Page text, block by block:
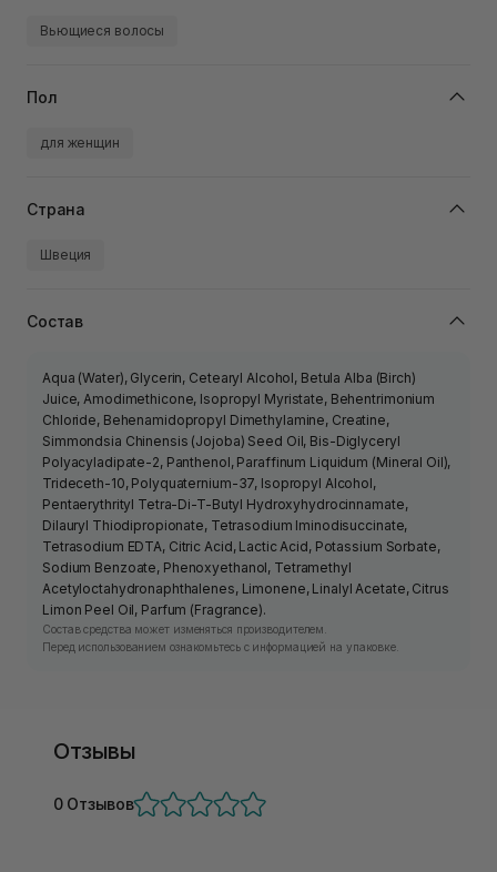
Вьющиеся волосы
Пол
для женщин
Страна
Швеция
Состав
Aqua (Water), Glycerin, Cetearyl Alcohol, Betula Alba (Birch)
Juice, Amodimethicone, Isopropyl Myristate, Behentrimonium
Chloride, Behenamidopropyl Dimethylamine, Creatine,
Simmondsia Chinensis (Jojoba) Seed Oil, Bis-Diglyceryl
Polyacyladipate-2, Panthenol, Paraffinum Liquidum (Mineral Oil),
Trideceth-10, Polyquaternium-37, Isopropyl Alcohol,
Pentaerythrityl Tetra-Di-T-Butyl Hydroxyhydrocinnamate,
Dilauryl Thiodipropionate, Tetrasodium Iminodisuccinate,
Tetrasodium EDTA, Citric Acid, Lactic Acid, Potassium Sorbate,
Sodium Benzoate, Phenoxyethanol, Tetramethyl
Acetyloctahydronaphthalenes, Limonene, Linalyl Acetate, Citrus
Limon Peel Oil, Parfum (Fragrance).
Состав средства может изменяться производителем.
Перед использованием ознакомьтесь с информацией на упаковке.
Отзывы
0 Отзывов